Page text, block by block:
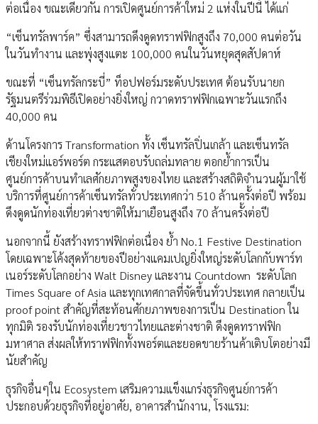
ต่อเนื่อง ขณะเดียวกัน การเปิดศูนย์การค้าใหม่ 2 แห่งในปีนี้ ได้แก่
“เซ็นทรัลพาร์ค” ซึ่งสามารถดึงดูดทราฟฟิกสูงถึง 70,000 คนต่อวัน
ในวันทำงาน และพุ่งสูงแตะ 100,000 คนในวันหยุดสุดสัปดาห์
ขณะที่ “เซ็นทรัลกระบี่” ท็อปฟอร์มระดับประเทศ ต้อนรับนายก
รัฐมนตรีร่วมพิธีเปิดอย่างยิ่งใหญ่ กวาดทราฟฟิกเฉพาะวันแรกถึง
40,000 คน
ด้านโครงการ Transformation ทั้ง เซ็นทรัลปิ่นเกล้า และเซ็นทรัล
เชียงใหม่แอร์พอร์ต กระแสตอบรับถล่มทลาย ตอกย้ำการเป็น
ศูนย์การค้าบนทำเลศักยภาพสูงของไทย และสร้างสถิติจำนวนผู้มาใช้
บริการที่ศูนย์การค้าเซ็นทรัลทั่วประเทศกว่า 510 ล้านครั้งต่อปี พร้อม
ดึงดูดนักท่องเที่ยวต่างชาติให้มาเยือนสูงถึง 70 ล้านครั้งต่อปี
นอกจากนี้ ยังสร้างทราฟฟิกต่อเนื่อง ย้ำ No.1 Festive Destination
โดยเฉพาะโค้งสุดท้ายของปีอย่างแคมเปญยิ่งใหญ่ระดับโลกกับพาร์ท
เนอร์ระดับโลกอย่าง Walt Disney และงาน Countdown ระดับโลก
Times Square of Asia และทุกเทศกาลที่จัดขึ้นทั่วประเทศ กลายเป็น
proof point สำคัญที่สะท้อนศักยภาพของการเป็น Destination ใน
ทุกมิติ รองรับนักท่องเที่ยวชาวไทยและต่างชาติ ดึงดูดทราฟฟิก
มหาศาล ส่งผลให้ทราฟฟิกทั้งพอร์ตและยอดขายร้านค้าเติบโตอย่างมี
นัยสำคัญ
ธุรกิจอื่นๆใน Ecosystem เสริมความแข็งแกร่งธุรกิจศูนย์การค้า
ประกอบด้วยธุรกิจที่อยู่อาศัย, อาคารสำนักงาน, โรงแรม: